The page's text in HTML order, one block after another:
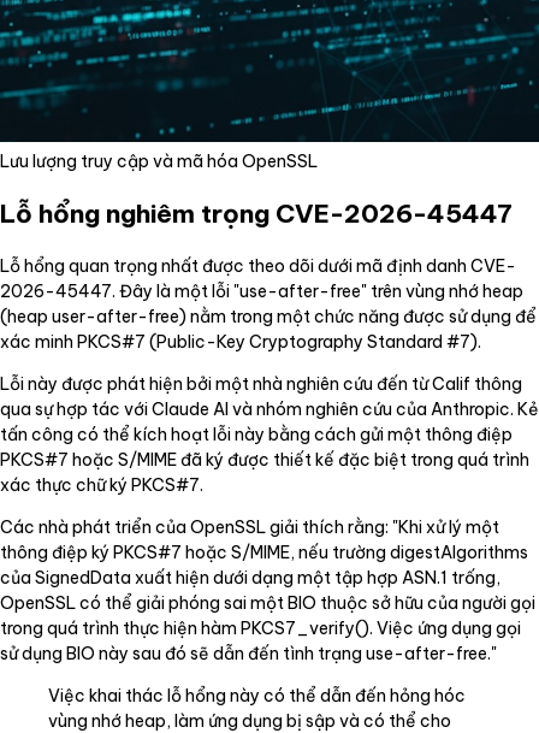
Lưu lượng truy cập và mã hóa OpenSSL
Lỗ hổng nghiêm trọng CVE-2026-45447
Lỗ hổng quan trọng nhất được theo dõi dưới mã định danh CVE-
2026-45447. Đây là một lỗi "use-after-free" trên vùng nhớ heap
(heap user-after-free) nằm trong một chức năng được sử dụng để
xác minh PKCS#7 (Public-Key Cryptography Standard #7).
Lỗi này được phát hiện bởi một nhà nghiên cứu đến từ Calif thông
qua sự hợp tác với Claude AI và nhóm nghiên cứu của Anthropic. Kẻ
tấn công có thể kích hoạt lỗi này bằng cách gửi một thông điệp
PKCS#7 hoặc S/MIME đã ký được thiết kế đặc biệt trong quá trình
xác thực chữ ký PKCS#7.
Các nhà phát triển của OpenSSL giải thích rằng: "Khi xử lý một
thông điệp ký PKCS#7 hoặc S/MIME, nếu trường digestAlgorithms
của SignedData xuất hiện dưới dạng một tập hợp ASN.1 trống,
OpenSSL có thể giải phóng sai một BIO thuộc sở hữu của người gọi
trong quá trình thực hiện hàm PKCS7_verify(). Việc ứng dụng gọi
sử dụng BIO này sau đó sẽ dẫn đến tình trạng use-after-free."
Việc khai thác lỗ hổng này có thể dẫn đến hỏng hóc
vùng nhớ heap, làm ứng dụng bị sập và có thể cho